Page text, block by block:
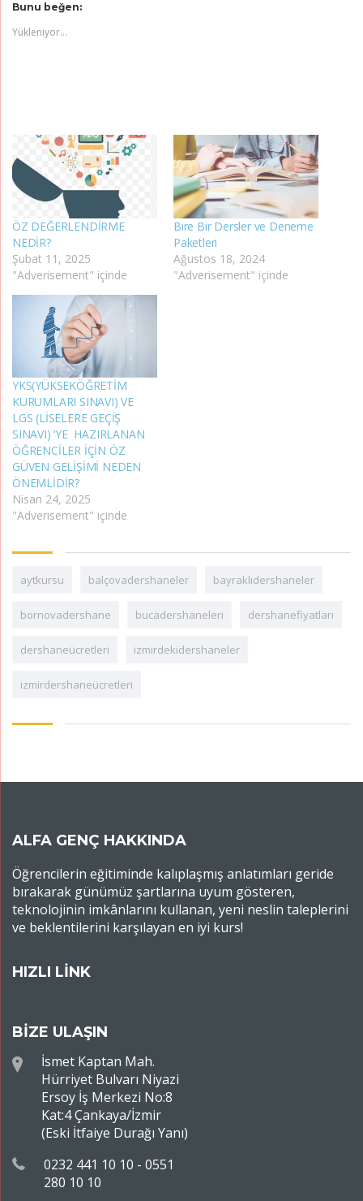
Bunu beğen:
Yükleniyor...
ÖZ DEĞERLENDİRME
NEDİR?
Şubat 11, 2025
"Adverisement" içinde
Bire Bir Dersler ve Deneme
Paketleri
Ağustos 18, 2024
"Adverisement" içinde
YKS(YÜKSEKÖĞRETİM
KURUMLARI SINAVI) VE
LGS (LİSELERE GEÇİŞ
SINAVI) ‘YE HAZIRLANAN
ÖĞRENCİLER İÇİN ÖZ
GÜVEN GELİŞİMİ NEDEN
ÖNEMLİDİR?
Nisan 24, 2025
"Adverisement" içinde
aytkursu balçovadershaneler bayraklıdershaneler
bornovadershane bucadershaneleri dershanefiyatları
dershaneücretleri izmirdekidershaneler
izmirdershaneücretleri
ALFA GENÇ HAKKINDA
Öğrencilerin eğitiminde kalıplaşmış anlatımları geride
bırakarak günümüz şartlarına uyum gösteren,
teknolojinin imkânlarını kullanan, yeni neslin taleplerini
ve beklentilerini karşılayan en iyi kurs!
HIZLI LİNK
BİZE ULAŞIN
İsmet Kaptan Mah.
Hürriyet Bulvarı Niyazi
Ersoy İş Merkezi No:8
Kat:4 Çankaya/İzmir
(Eski İtfaiye Durağı Yanı)
0232 441 10 10 - 0551
280 10 10